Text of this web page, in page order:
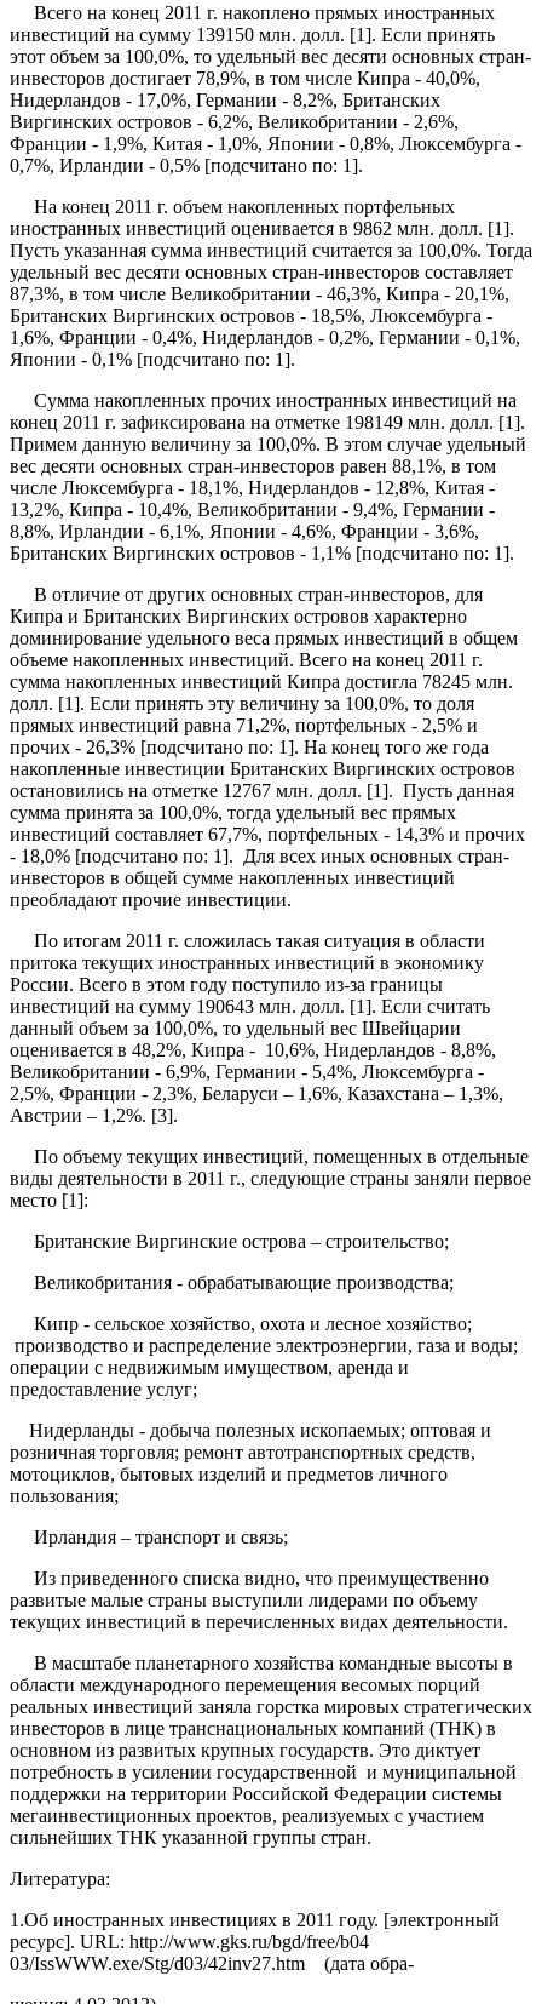
Всего на конец 2011 г. накоплено прямых иностранных
инвестиций на сумму 139150 млн. долл. [1]. Если принять
этот объем за 100,0%, то удельный вес десяти основных стран-
инвесторов достигает 78,9%, в том числе Кипра - 40,0%,
Нидерландов - 17,0%, Германии - 8,2%, Британских
Виргинских островов - 6,2%, Великобритании - 2,6%,
Франции - 1,9%, Китая - 1,0%, Японии - 0,8%, Люксембурга -
0,7%, Ирландии - 0,5% [подсчитано по: 1].
На конец 2011 г. объем накопленных портфельных
иностранных инвестиций оценивается в 9862 млн. долл. [1].
Пусть указанная сумма инвестиций считается за 100,0%. Тогда
удельный вес десяти основных стран-инвесторов составляет
87,3%, в том числе Великобритании - 46,3%, Кипра - 20,1%,
Британских Виргинских островов - 18,5%, Люксембурга -
1,6%, Франции - 0,4%, Нидерландов - 0,2%, Германии - 0,1%,
Японии - 0,1% [подсчитано по: 1].
Сумма накопленных прочих иностранных инвестиций на
конец 2011 г. зафиксирована на отметке 198149 млн. долл. [1].
Примем данную величину за 100,0%. В этом случае удельный
вес десяти основных стран-инвесторов равен 88,1%, в том
числе Люксембурга - 18,1%, Нидерландов - 12,8%, Китая -
13,2%, Кипра - 10,4%, Великобритании - 9,4%, Германии -
8,8%, Ирландии - 6,1%, Японии - 4,6%, Франции - 3,6%,
Британских Виргинских островов - 1,1% [подсчитано по: 1].
В отличие от других основных стран-инвесторов, для
Кипра и Британских Виргинских островов характерно
доминирование удельного веса прямых инвестиций в общем
объеме накопленных инвестиций. Всего на конец 2011 г.
сумма накопленных инвестиций Кипра достигла 78245 млн.
долл. [1]. Если принять эту величину за 100,0%, то доля
прямых инвестиций равна 71,2%, портфельных - 2,5% и
прочих - 26,3% [подсчитано по: 1]. На конец того же года
накопленные инвестиции Британских Виргинских островов
остановились на отметке 12767 млн. долл. [1]. Пусть данная
сумма принята за 100,0%, тогда удельный вес прямых
инвестиций составляет 67,7%, портфельных - 14,3% и прочих
- 18,0% [подсчитано по: 1]. Для всех иных основных стран-
инвесторов в общей сумме накопленных инвестиций
преобладают прочие инвестиции.
По итогам 2011 г. сложилась такая ситуация в области
притока текущих иностранных инвестиций в экономику
России. Всего в этом году поступило из-за границы
инвестиций на сумму 190643 млн. долл. [1]. Если считать
данный объем за 100,0%, то удельный вес Швейцарии
оценивается в 48,2%, Кипра - 10,6%, Нидерландов - 8,8%,
Великобритании - 6,9%, Германии - 5,4%, Люксембурга -
2,5%, Франции - 2,3%, Беларуси – 1,6%, Казахстана – 1,3%,
Австрии – 1,2%. [3].
По объему текущих инвестиций, помещенных в отдельные
виды деятельности в 2011 г., следующие страны заняли первое
место [1]:
Британские Виргинские острова – строительство;
Великобритания - обрабатывающие производства;
Кипр - сельское хозяйство, охота и лесное хозяйство;
производство и распределение электроэнергии, газа и воды;
операции с недвижимым имуществом, аренда и
предоставление услуг;
Нидерланды - добыча полезных ископаемых; оптовая и
розничная торговля; ремонт автотранспортных средств,
мотоциклов, бытовых изделий и предметов личного
пользования;
Ирландия – транспорт и связь;
Из приведенного списка видно, что преимущественно
развитые малые страны выступили лидерами по объему
текущих инвестиций в перечисленных видах деятельности.
В масштабе планетарного хозяйства командные высоты в
области международного перемещения весомых порций
реальных инвестиций заняла горстка мировых стратегических
инвесторов в лице транснациональных компаний (ТНК) в
основном из развитых крупных государств. Это диктует
потребность в усилении государственной и муниципальной
поддержки на территории Российской Федерации системы
мегаинвестиционных проектов, реализуемых с участием
сильнейших ТНК указанной группы стран.
Литература:
1.Об иностранных инвестициях в 2011 году. [электронный
ресурс]. URL: http://www.gks.ru/bgd/free/b04
03/IssWWW.exe/Stg/d03/42inv27.htm (дата обра-